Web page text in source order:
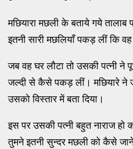
मछियारा मछली के बताये गये तालाब
इतनी सारी मछलियाँ पकड़ लीं कि
जब वह घर लौटा तो उसकी पत्नी ने
जल्दी से कैसे पकड़ लीं। मछियारे
उसको विस्तार में बता दिया।
इस पर उसकी पत्नी बहुत नाराज हो
तुमने इतनी सुन्दर मछली को कैसे